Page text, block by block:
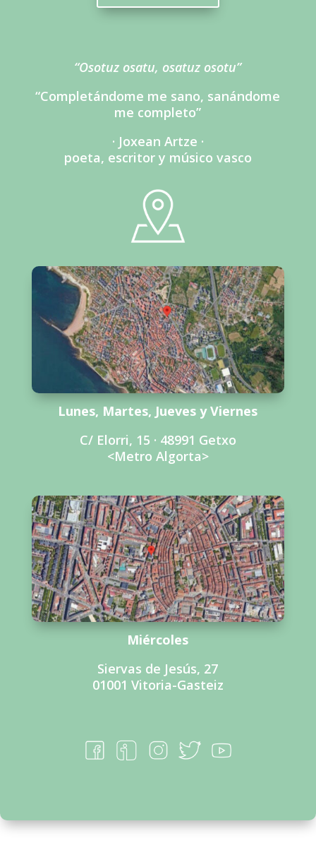
“Osotuz osatu, osatuz osotu”
“Completándome me sano, sanándome
me completo”
· Joxean Artze ·
poeta, escritor y músico vasco
Lunes, Martes, Jueves y Viernes
C/ Elorri, 15 · 48991 Getxo
<Metro Algorta>
Miércoles
Siervas de Jesús, 27
01001 Vitoria-Gasteiz